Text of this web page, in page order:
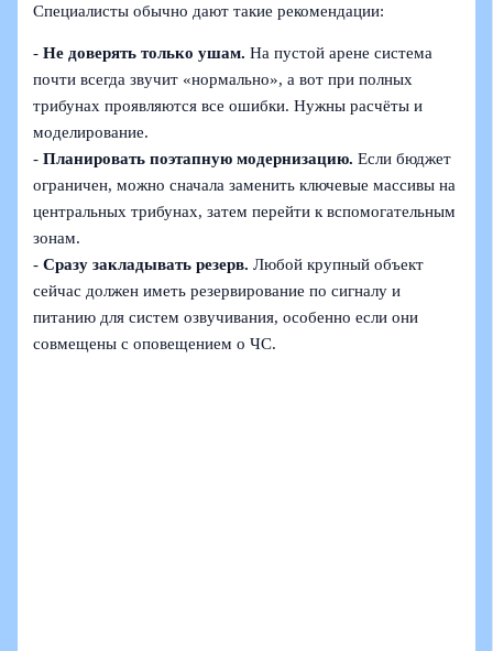
Специалисты обычно дают такие рекомендации:
-Не доверять только ушам. На пустой арене система
почти всегда звучит «нормально», а вот при полных
трибунах проявляются все ошибки. Нужны расчёты и
моделирование.
-Планировать поэтапную модернизацию. Если бюджет
ограничен, можно сначала заменить ключевые массивы на
центральных трибунах, затем перейти к вспомогательным
зонам.
-Сразу закладывать резерв. Любой крупный объект
сейчас должен иметь резервирование по сигналу и
питанию для систем озвучивания, особенно если они
совмещены с оповещением о ЧС.